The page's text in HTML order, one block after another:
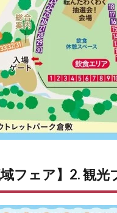
域フェア】2. 観光